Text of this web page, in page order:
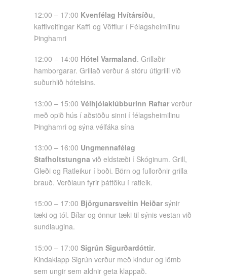
12:00 – 17:00 Kvenfélag Hvítársíðu,
kaffiveitingar Kaffi og Vöfflur í Félagsheimilinu
Þinghamri
12:00 – 14:00 Hótel Varmaland. Grillaðir
hamborgarar. Grillað verður á stóru útigrilli við
suðurhlið hótelsins.
13:00 – 15:00Vélhjólaklúbburinn Raftarverður
með opið hús í aðstöðu sinni í félagsheimilinu
Þinghamri og sýna vélfáka sína
13:00 – 16:00 Ungmennafélag
Stafholtstungnavið eldstæði í Skóginum. Grill,
Gleði og Ratleikur í boði. Börn og fullorðnir grilla
brauð. Verðlaun fyrir þáttöku í ratleik.
15:00 – 17:00 Björgunarsveitin Heiðarsýnir
tæki og tól. Bílar og önnur tæki til sýnis vestan við
sundlaugina.
15:00 – 17:00Sigrún Sigurðardóttir.
Kindaklapp Sigrún verður með kindur og lömb
sem ungir sem aldnir geta klappað.